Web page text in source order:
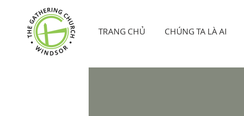
TRANG CHỦ CHÚNG TA LÀ AI